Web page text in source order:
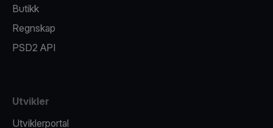
Butikk
Regnskap
PSD2 API
Utvikler
Utviklerportal